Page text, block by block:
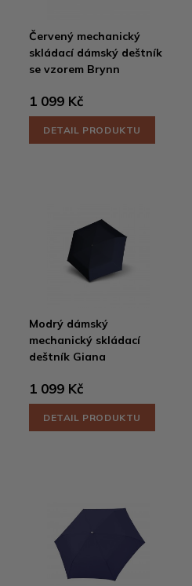
Červený mechanický
skládací dámský deštník
se vzorem Brynn
1 099 Kč
DETAIL PRODUKTU
Modrý dámský
mechanický skládací
deštník Giana
1 099 Kč
DETAIL PRODUKTU